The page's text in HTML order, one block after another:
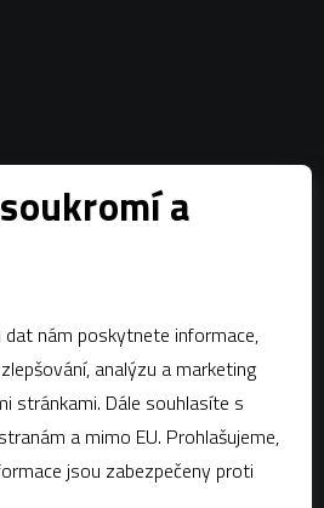
zákoníku:Krajský soud v Brně, oddíl C,
a
dat nám poskytnete informace,
analýzu a marketing
Dále souhlasíte s
a mimo EU. Prohlašujeme,
jsou zabezpečeny proti